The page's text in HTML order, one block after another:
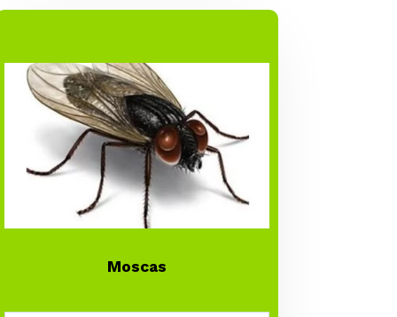
Moscas